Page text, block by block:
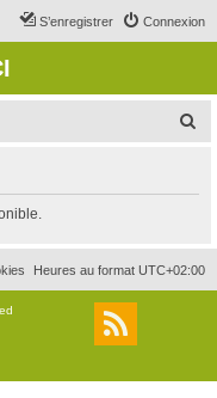
Connexion
S’enregistrer
r
c
r
Heures au format UTC+02:00